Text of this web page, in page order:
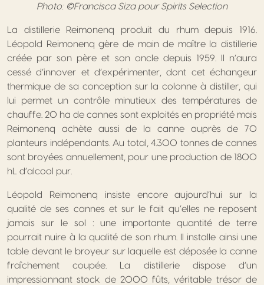
Photo: ©Francisca Siza pour Spirits Selection
La distillerie Reimonenq produit du rhum depuis 1916.
Léopold Reimonenq gère de main de maître la distillerie
créée par son père et son oncle depuis 1959. Il n’aura
cessé d’innover et d’expérimenter, dont cet échangeur
thermique de sa conception sur la colonne à distiller, qui
lui permet un contrôle minutieux des températures de
chauffe. 20 ha de cannes sont exploités en propriété mais
Reimonenq achète aussi de la canne auprès de 70
planteurs indépendants. Au total, 4.300 tonnes de cannes
sont broyées annuellement, pour une production de 1800
hL d’alcool pur.
Léopold Reimonenq insiste encore aujourd’hui sur la
qualité de ses cannes et sur le fait qu’elles ne reposent
jamais sur le sol : une importante quantité de terre
pourrait nuire à la qualité de son rhum. Il installe ainsi une
table devant le broyeur sur laquelle est déposée la canne
fraîchement coupée. La distillerie dispose d’un
impressionnant stock de 2000 fûts, véritable trésor de